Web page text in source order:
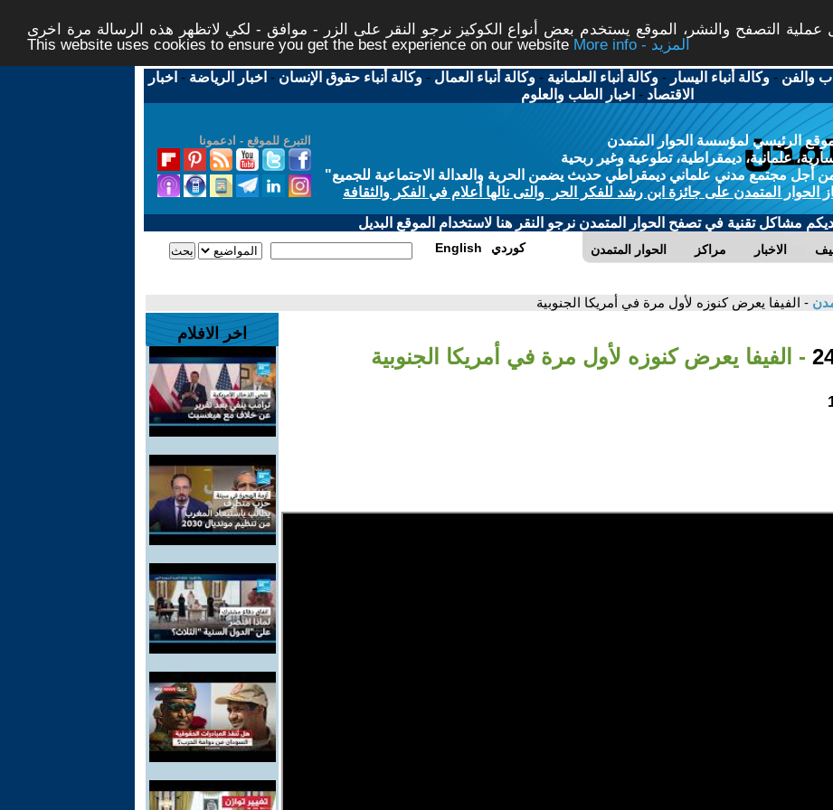
التصفح والنشر، الموقع يستخدم بعض أنواع الكوكيز نرجو النقر على الزر - موافق - لكي لاتظهر هذه الرسالة مرة اخرى -
This website uses cookies to ensure you get the best experience on our website
More info - المزيد
والفن -وكالة أنباء اليسار -وكالة أنباء العلمانية -وكالة أنباء العمال -وكالة أنباء حقوق الإنسان - اخبار الرياضة - اخبار
الاقتصاد - اخبار الطب والعلوم
التبرع للموقع - ادعمونا
الرئيسي لمؤسسة الحوار المتمدن
علمانية، ديمقراطية، تطوعية وغير ربحية
أجل مجتمع مدني علماني ديمقراطي حديث يضمن الحرية والعدالة الاجتماعية للجميع"
الحوار المتمدن على جائزة ابن رشد للفكر الحر والتى نالها أعلام في الفكر والثقافة
لديكم مشاكل تقنية في تصفح الحوار المتمدن نرجو النقر هنا لاستخدام الموقع البديل
الحوار المتمدن مراكز الاخبار English كوردي
- الفيفا يعرض كنوزه لأول مرة في أمريكا الجنوبية
- الفيفا يعرض كنوزه لأول مرة في أمريكا الجنوبية
اخر الافلام